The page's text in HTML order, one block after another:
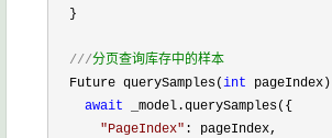
  }
///分页查询库存中的样本
  Future querySamples(
int pageIndex)
await _model.querySamples({
"PageIndex" : pageIndex,